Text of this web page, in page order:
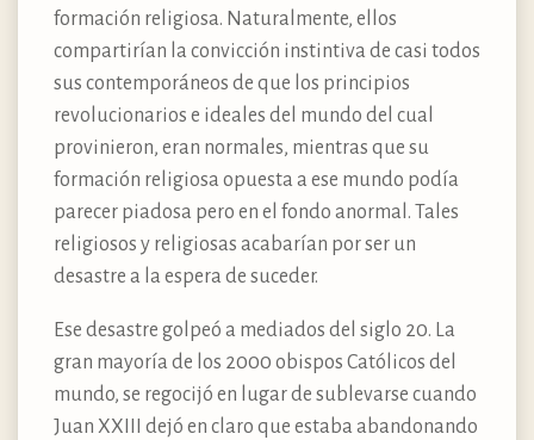
formación religiosa. Naturalmente, ellos
compartirían la convicción instintiva de casi todos
sus contemporáneos de que los principios
revolucionarios e ideales del mundo del cual
provinieron, eran normales, mientras que su
formación religiosa opuesta a ese mundo podía
parecer piadosa pero en el fondo anormal. Tales
religiosos y religiosas acabarían por ser un
desastre a la espera de suceder.
Ese desastre golpeó a mediados del siglo 20. La
gran mayoría de los 2000 obispos Católicos del
mundo, se regocijó en lugar de sublevarse cuando
Juan XXIII dejó en claro que estaba abandonando